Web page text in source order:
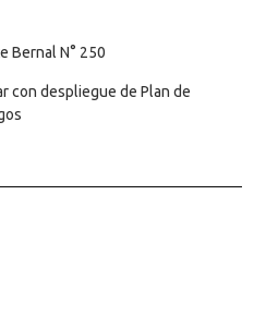
Bernal N° 250
con despliegue de Plan de